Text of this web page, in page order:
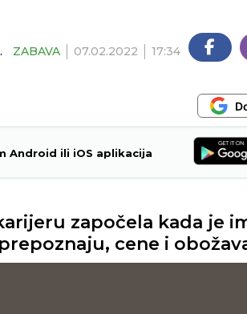
ZABAVA 07.02.2022 17:34
Android ili iOS aplikacija
započela kada je
cene i